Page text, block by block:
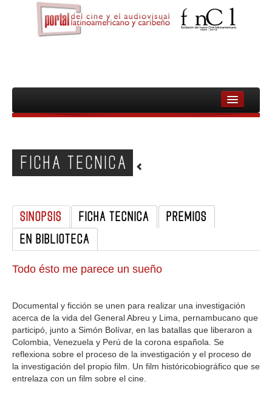
INICIO
PELICULAS
DOCUMENTALES
MUJERES
AUDIOVISUAL INDIGENA Y COMUNITARIO
FICHA TECNICA
SINOPSIS FICHA TECNICA
PREMIOS
EN BIBLIOTECA
Todo ésto me parece un sueño
Documental y ficción se unen para realizar una investigación
acerca de la vida del General Abreu y Lima, pernambucano que
participó, junto a Simón Bolívar, en las batallas que liberaron a
Colombia, Venezuela y Perú de la corona española. Se
reflexiona sobre el proceso de la investigación y el proceso de
la investigación del propio film. Un film históricobiográfico que se
entrelaza con un film sobre el cine.